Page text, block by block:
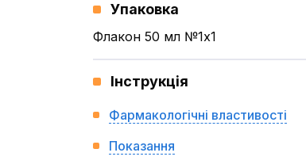
Упаковка
Флакон 50 мл №1x1
Інструкція
Фармакологічні властивості
Показання